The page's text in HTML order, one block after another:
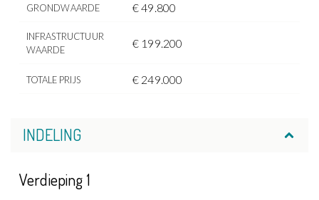
GRONDWAARDE € 49.800
INFRASTRUCTUUR
WAARDE
€ 199.200
TOTALE PRIJS € 249.000
INDELING
Verdieping 1